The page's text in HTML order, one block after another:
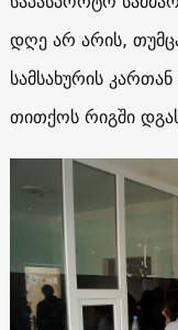
დღე არ არის,
სამსახურის
თითქოს რიგში